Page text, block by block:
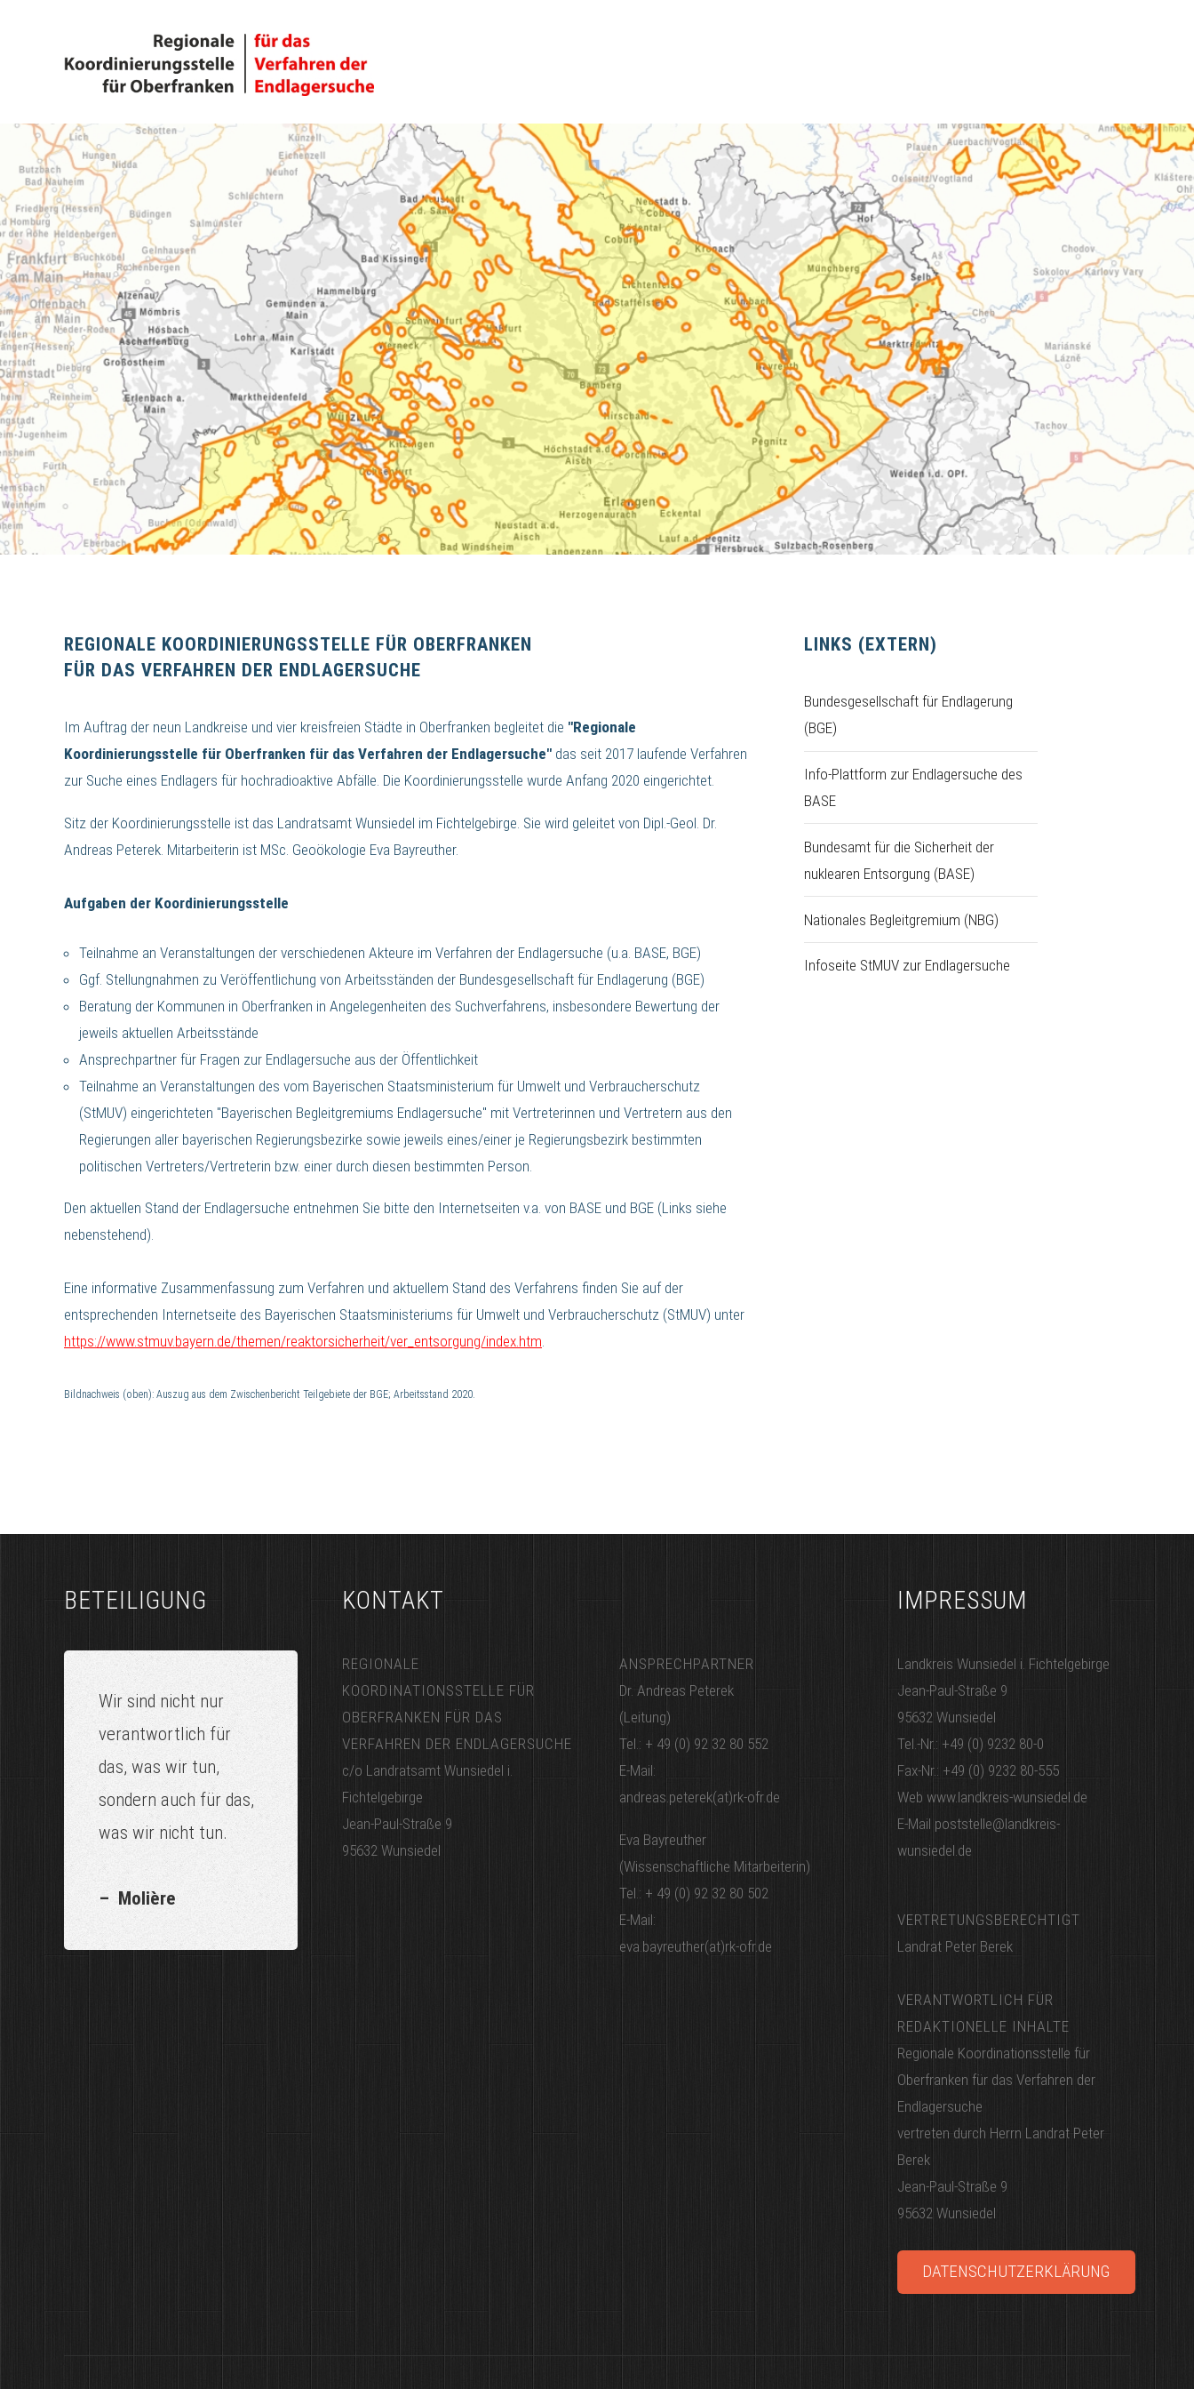
REGIONALE KOORDINIERUNGSSTELLE FÜR OBERFRANKEN
FÜR DAS VERFAHREN DER ENDLAGERSUCHE
Im Auftrag der neun Landkreise und vier kreisfreien Städte in Oberfranken begleitet die "Regionale
Koordinierungsstelle für Oberfranken für das Verfahren der Endlagersuche" das seit 2017 laufende Verfahren
zur Suche eines Endlagers für hochradioaktive Abfälle. Die Koordinierungsstelle wurde Anfang 2020 eingerichtet.
Sitz der Koordinierungsstelle ist das Landratsamt Wunsiedel im Fichtelgebirge. Sie wird geleitet von Dipl.-Geol. Dr.
Andreas Peterek. Mitarbeiterin ist MSc. Geoökologie Eva Bayreuther.
Aufgaben der Koordinierungsstelle
Teilnahme an Veranstaltungen der verschiedenen Akteure im Verfahren der Endlagersuche (u.a. BASE, BGE)
Ggf. Stellungnahmen zu Veröffentlichung von Arbeitsständen der Bundesgesellschaft für Endlagerung (BGE)
Beratung der Kommunen in Oberfranken in Angelegenheiten des Suchverfahrens, insbesondere Bewertung der
jeweils aktuellen Arbeitsstände
Ansprechpartner für Fragen zur Endlagersuche aus der Öffentlichkeit
Teilnahme an Veranstaltungen des vom Bayerischen Staatsministerium für Umwelt und Verbraucherschutz
(StMUV) eingerichteten "Bayerischen Begleitgremiums Endlagersuche" mit Vertreterinnen und Vertretern aus den
Regierungen aller bayerischen Regierungsbezirke sowie jeweils eines/einer je Regierungsbezirk bestimmten
politischen Vertreters/Vertreterin bzw. einer durch diesen bestimmten Person.
Den aktuellen Stand der Endlagersuche entnehmen Sie bitte den Internetseiten v.a. von BASE und BGE (Links siehe
nebenstehend).
Eine informative Zusammenfassung zum Verfahren und aktuellem Stand des Verfahrens finden Sie auf der
entsprechenden Internetseite des Bayerischen Staatsministeriums für Umwelt und Verbraucherschutz (StMUV) unter
https://www.stmuv.bayern.de/themen/reaktorsicherheit/ver_entsorgung/index.htm
Bildnachweis (oben): Auszug aus dem Zwischenbericht Teilgebiete der BGE; Arbeitsstand 2020.
LINKS (EXTERN)
Bundesgesellschaft für Endlagerung
(BGE)
Info-Plattform zur Endlagersuche des
BASE
Bundesamt für die Sicherheit der
nuklearen Entsorgung (BASE)
Nationales Begleitgremium (NBG)
Infoseite StMUV zur Endlagersuche
BETEILIGUNG
Wir sind nicht nur
verantwortlich für
das, was wir tun,
sondern auch für das,
was wir nicht tun.
– Molière
KONTAKT
REGIONALE
KOORDINATIONSSTELLE FÜR
OBERFRANKEN FÜR DAS
VERFAHREN DER ENDLAGERSUCHE
c/o Landratsamt Wunsiedel i.
Fichtelgebirge
Jean-Paul-Straße 9
95632 Wunsiedel
ANSPRECHPARTNER
Dr. Andreas Peterek
(Leitung)
Tel.: + 49 (0) 92 32 80 552
E-Mail:
andreas.peterek(at)rk-ofr.de
Eva Bayreuther
(Wissenschaftliche Mitarbeiterin)
Tel.: + 49 (0) 92 32 80 502
E-Mail:
eva.bayreuther(at)rk-ofr.de
IMPRESSUM
Landkreis Wunsiedel i. Fichtelgebirge​​​​
Jean-Paul-Straße 9​​​​
95632 Wunsiedel​​​​
Tel.-Nr.: +49 (0) 9232 80-0​​​​
Fax-Nr.: +49 (0) 9232 80-555​​​​
Web www.landkreis-wunsiedel.de​​​​
E-Mail poststelle@landkreis-
wunsiedel.de​​​​ ​​​​
VERTRETUNGSBERECHTIGT​​​​
Landrat Peter Berek
VERANTWORTLICH FÜR
REDAKTIONELLE INHALTE
Regionale Koordinationsstelle für
Oberfranken für das Verfahren der
Endlagersuche
vertreten durch Herrn Landrat Peter
Berek
Jean-Paul-Straße 9
95632 Wunsiedel
DATENSCHUTZERKLÄRUNG